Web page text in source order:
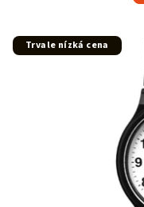
Trvale nízká cena